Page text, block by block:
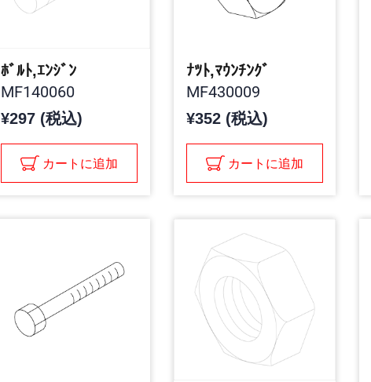
ﾎﾞﾙﾄ,ｴﾝｼﾞﾝ
MF140060
¥297 (税込)
カートに追加
ﾅﾂﾄ,ﾏｳﾝﾁﾝｸﾞ
MF430009
¥352 (税込)
カートに追加